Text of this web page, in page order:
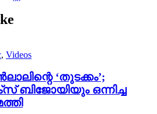
, Videos
‘തുടക്കം’;
ബിജോയിയും ഒന്നിച്ച